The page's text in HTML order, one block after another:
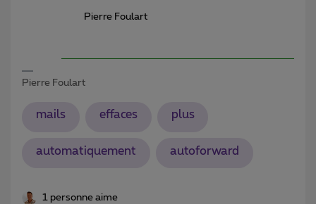
Pierre Foulart
Pierre Foulart
mails effaces plus
automatiquement autoforward
1 personne aime